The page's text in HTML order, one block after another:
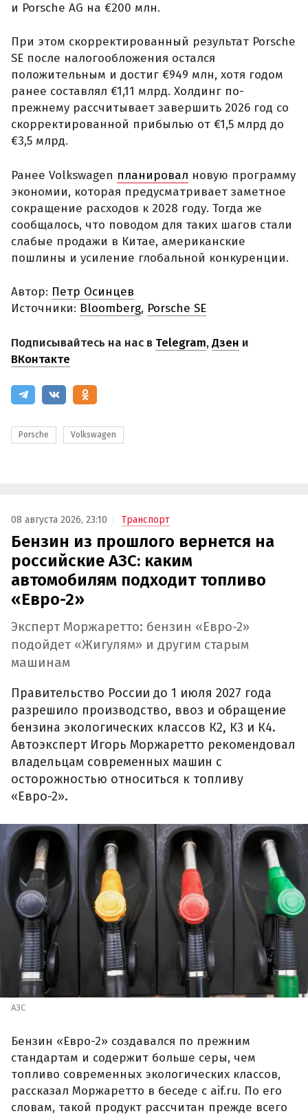
и Porsche AG на €200 млн.
При этом скорректированный результат Porsche
SE после налогообложения остался
положительным и достиг €949 млн, хотя годом
ранее составлял €1,11 млрд. Холдинг по-
прежнему рассчитывает завершить 2026 год со
скорректированной прибылью от €1,5 млрд до
€3,5 млрд.
Ранее Volkswagen планировал новую программу
экономии, которая предусматривает заметное
сокращение расходов к 2028 году. Тогда же
сообщалось, что поводом для таких шагов стали
слабые продажи в Китае, американские
пошлины и усиление глобальной конкуренции.
Автор: Петр Осинцев
Источники: Bloomberg, Porsche SE
Подписывайтесь на нас в Telegram,Дзен и
ВКонтакте
Porsche Volkswagen
08 августа 2026, 23:10 Транспорт
Бензин из прошлого вернется на
российские АЗС: каким
автомобилям подходит топливо
«Евро-2»
Эксперт Моржаретто: бензин «Евро-2»
подойдет «Жигулям» и другим старым
машинам
Правительство России до 1 июля 2027 года
разрешило производство, ввоз и обращение
бензина экологических классов К2, К3 и К4.
Автоэксперт Игорь Моржаретто рекомендовал
владельцам современных машин с
осторожностью относиться к топливу
«Евро-2».
АЗС
Бензин «Евро-2» создавался по прежним
стандартам и содержит больше серы, чем
топливо современных экологических классов,
рассказал Моржаретто в беседе с aif.ru. По его
словам, такой продукт рассчитан прежде всего